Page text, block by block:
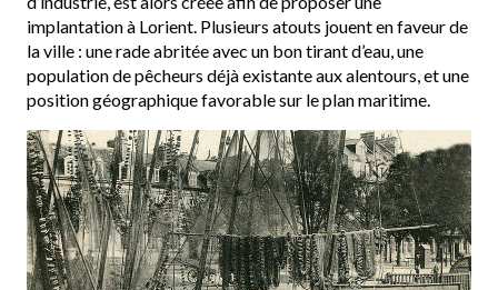
implantation à Lorient. Plusieurs atouts jouent en faveur de
la ville : une rade abritée avec un bon tirant d’eau, une
population de pêcheurs déjà existante aux alentours, et une
position géographique favorable sur le plan maritime.